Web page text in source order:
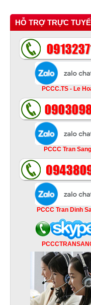
HỖ TRỢ TRỰC
PCCC.TS - Le
PCCC Tran Sang
PCCC Tran Dinh